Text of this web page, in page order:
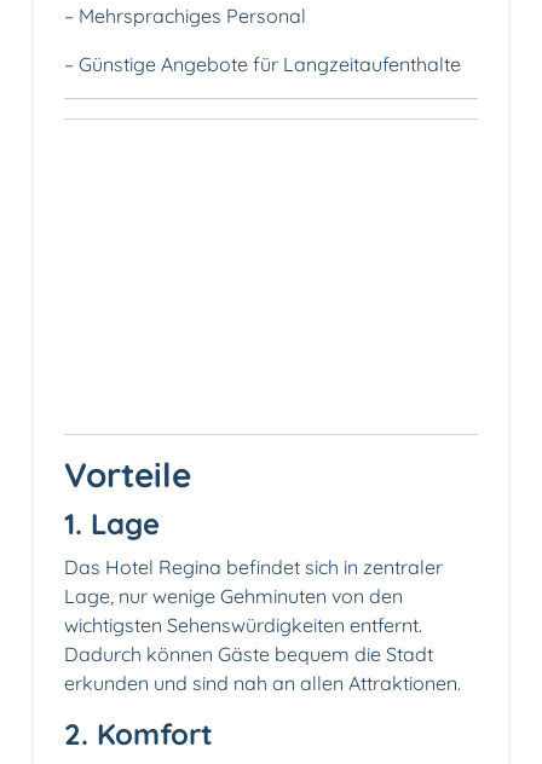
– Mehrsprachiges Personal
– Günstige Angebote für Langzeitaufenthalte
Vorteile
1. Lage
Das Hotel Regina befindet sich in zentraler
Lage, nur wenige Gehminuten von den
wichtigsten Sehenswürdigkeiten entfernt.
Dadurch können Gäste bequem die Stadt
erkunden und sind nah an allen Attraktionen.
2. Komfort️